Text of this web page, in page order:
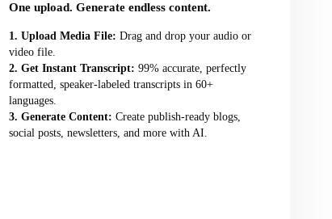
One upload. Generate endless content.
Upload Media File: Drag and drop your audio or
video file.
Get Instant Transcript: 99% accurate, perfectly
formatted, speaker-labeled transcripts in 60+
languages.
Generate Content: Create publish-ready blogs,
social posts, newsletters, and more with AI.